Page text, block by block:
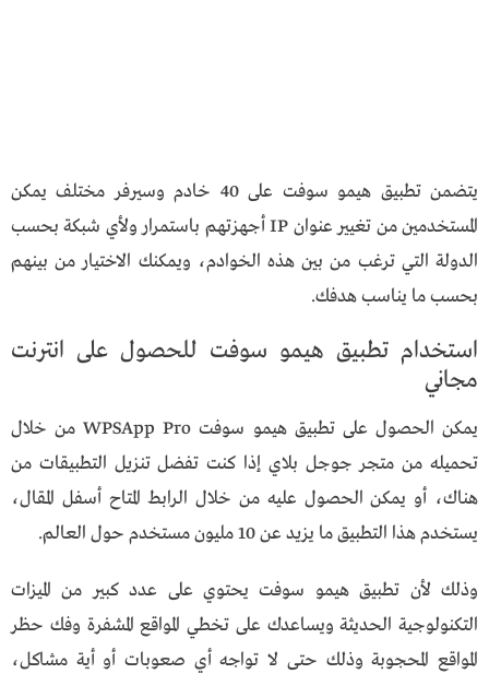
يتضمن تطبيق هيمو سوفت على 40 خادم وسيرفر مختلف يمكن
المستخدمين من تغيير عنوان IP أجهزتهم باستمرار ولأي شبكة بحسب
الدولة التي ترغب من بين هذه الخوادم، ويمكنك الاختيار من بينهم
بحسب ما يناسب هدفك.
استخدام تطبيق هيمو سوفت للحصول على انترنت
مجاني
يمكن الحصول على تطبيق هيمو سوفت WPSApp Pro من خلال
تحميله من متجر جوجل بلاي إذا كنت تفضل تنزيل التطبيقات من
هناك، أو يمكن الحصول عليه من خلال الرابط المتاح أسفل المقال،
يستخدم هذا التطبيق ما يزيد عن 10 مليون مستخدم حول العالم.
وذلك لأن تطبيق هيمو سوفت يحتوي على عدد كبير من الميزات
التكنولوجية الحديثة ويساعدك على تخطي المواقع المشفرة وفك حظر
المواقع المحجوبة وذلك حتى لا تواجه أي صعوبات أو أية مشاكل،